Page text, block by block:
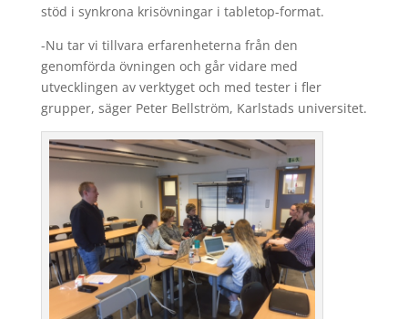
stöd i synkrona krisövningar i tabletop-format.
-Nu tar vi tillvara erfarenheterna från den
genomförda övningen och går vidare med
utvecklingen av verktyget och med tester i fler
grupper, säger Peter Bellström, Karlstads universitet.